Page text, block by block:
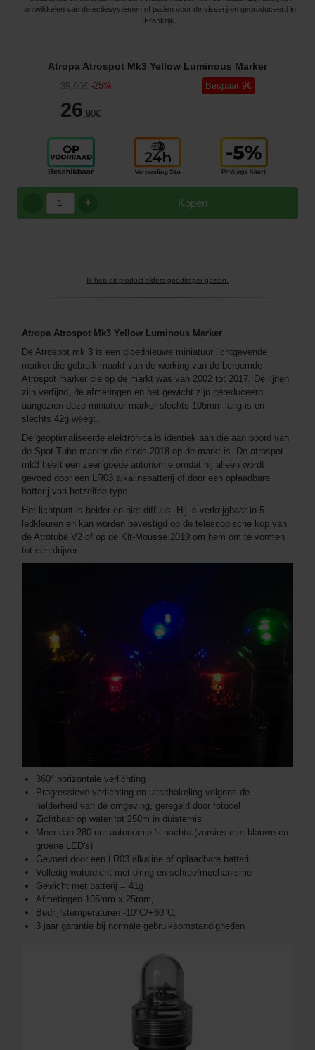
ontwikkelen van detectiesystemen of paden voor de visserij en geproduceerd in
Frankrijk.
Atropa Atrospot Mk3 Yellow Luminous Marker
35,90€ -25%
26 ,90€
Bespaar 9€
Kopen
+
Ik heb dit product elders goedkoper gezien.
Atropa Atrospot Mk3 Yellow Luminous Marker
De Atrospot mk 3 is een gloednieuwe miniatuur lichtgevende
marker die gebruik maakt van de werking van de beroemde
Atrospot marker die op de markt was van 2002 tot 2017. De lijnen
zijn verfijnd, de afmetingen en het gewicht zijn gereduceerd
aangezien deze miniatuur marker slechts 105mm lang is en
slechts 42g weegt.
De geoptimaliseerde elektronica is identiek aan die aan boord van
de Spot-Tube marker die sinds 2018 op de markt is. De atrospot
mk3 heeft een zeer goede autonomie omdat hij alleen wordt
gevoed door een LR03 alkalinebatterij of door een oplaadbare
batterij van hetzelfde type.
Het lichtpunt is helder en niet diffuus. Hij is verkrijgbaar in 5
ledkleuren en kan worden bevestigd op de telescopische kop van
de Atrotube V2 of op de Kit-Mousse 2019 om hem om te vormen
tot een drijver.
360° horizontale verlichting
Progressieve verlichting en uitschakeling volgens de
helderheid van de omgeving, geregeld door fotocel
Zichtbaar op water tot 250m in duisternis
Meer dan 280 uur autonomie 's nachts (versies met blauwe en
groene LED's)
Gevoed door een LR03 alkaline of oplaadbare batterij
Volledig waterdicht met o'ring en schroefmechanisme
Gewicht met batterij = 41g
Afmetingen 105mm x 25mm,
Bedrijfstemperaturen -10°C/+60°C,
3 jaar garantie bij normale gebruiksomstandigheden